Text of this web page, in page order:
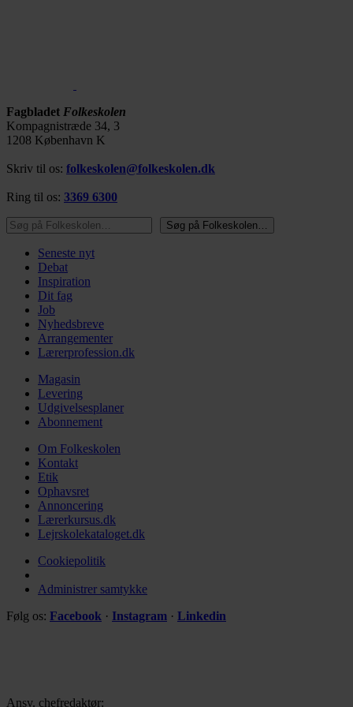
Fagbladet Folkeskolen
Kompagnistræde 34, 3
1208 København K
Skriv til os: folkeskolen@folkeskolen.dk
Ring til os: 3369 6300
Søg på Folkeskolen…
Søg på Folkeskolen…
Seneste nyt
Debat
Inspiration
Dit fag
Job
Nyhedsbreve
Arrangementer
Lærerprofession.dk
Magasin
Levering
Udgivelsesplaner
Abonnement
Om Folkeskolen
Kontakt
Etik
Ophavsret
Annoncering
Lærerkursus.dk
Lejrskolekataloget.dk
Cookiepolitik
Administrer samtykke
Følg os: Facebook · Instagram · Linkedin
Ansv. chefredaktør: